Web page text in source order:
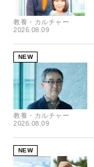
教養・カルチャー
2026.08.09
NEW
教養・カルチャー
2026.08.09
NEW